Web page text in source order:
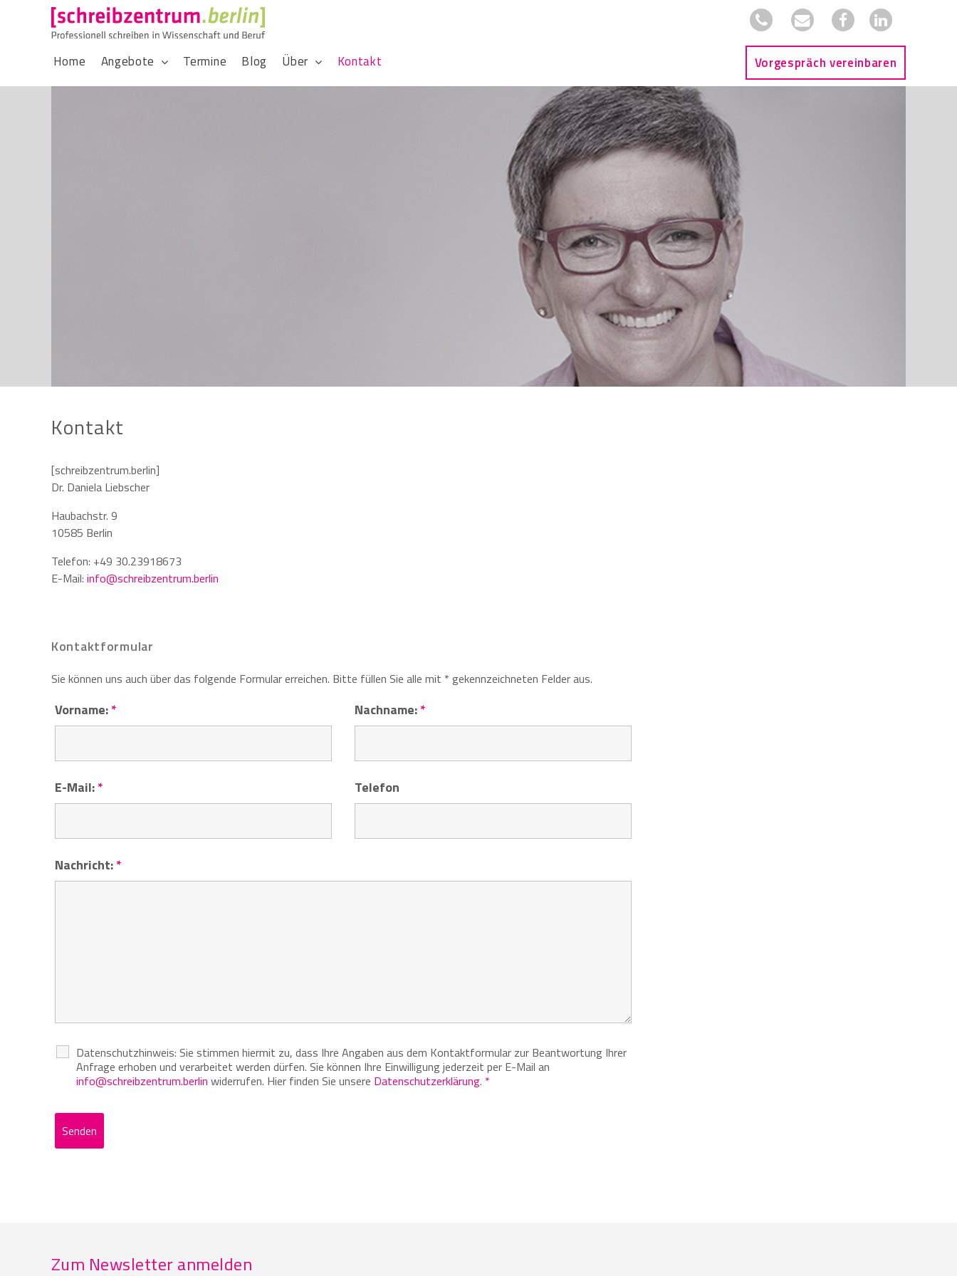
Home Angebote Termine Blog Über Kontakt Vorgespräch vereinbaren
Kontakt
[schreibzentrum.berlin]
Dr. Daniela Liebscher
Haubachstr. 9
10585 Berlin
Telefon: +49 30.23918673
E-Mail: info@schreibzentrum.berlin
Kontaktformular
Sie können uns auch über das folgende Formular erreichen. Bitte füllen Sie alle mit * gekennzeichneten Felder aus.
Vorname:* Nachname:*
E-Mail:* Telefon
Nachricht:*
Datenschutzhinweis: Sie stimmen hiermit zu, dass Ihre Angaben aus dem Kontaktformular zur Beantwortung Ihrer
Anfrage erhoben und verarbeitet werden dürfen. Sie können Ihre Einwilligung jederzeit per E-Mail an
info@schreibzentrum.berlin widerrufen. Hier finden Sie unsere Datenschutzerklärung. *
Zum Newsletter anmelden